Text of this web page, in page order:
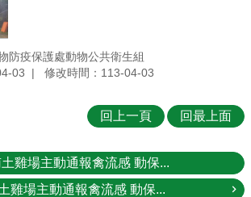
防疫保護處動物公共衛生組
03
修改時間：113-04-03
回上一頁 回最上面
雞場主動通報禽流感 動保...
雞場主動通報禽流感 動保...